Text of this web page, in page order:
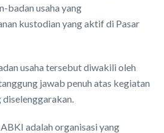
badan usaha yang
kustodian yang aktif di Pasar
usaha tersebut diwakili oleh
jawab penuh atas kegiatan
diselenggarakan.
adalah organisasi yang